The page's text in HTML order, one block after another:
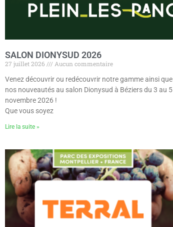
SALON DIONYSUD 2026
27 juillet 2026
Aucun commentaire
Venez découvrir ou redécouvrir notre gamme ainsi que
nos nouveautés au salon Dionysud à Béziers du 3 au 5
novembre 2026 !
Que vous soyez
Lire la suite »